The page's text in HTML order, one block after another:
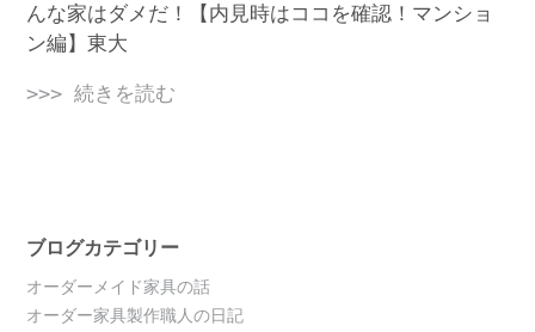
んな家はダメだ！【内見時はココを確認！マンショ
ン編】東大
>>> 続きを読む
ブログカテゴリー
オーダーメイド家具の話
オーダー家具製作職人の日記